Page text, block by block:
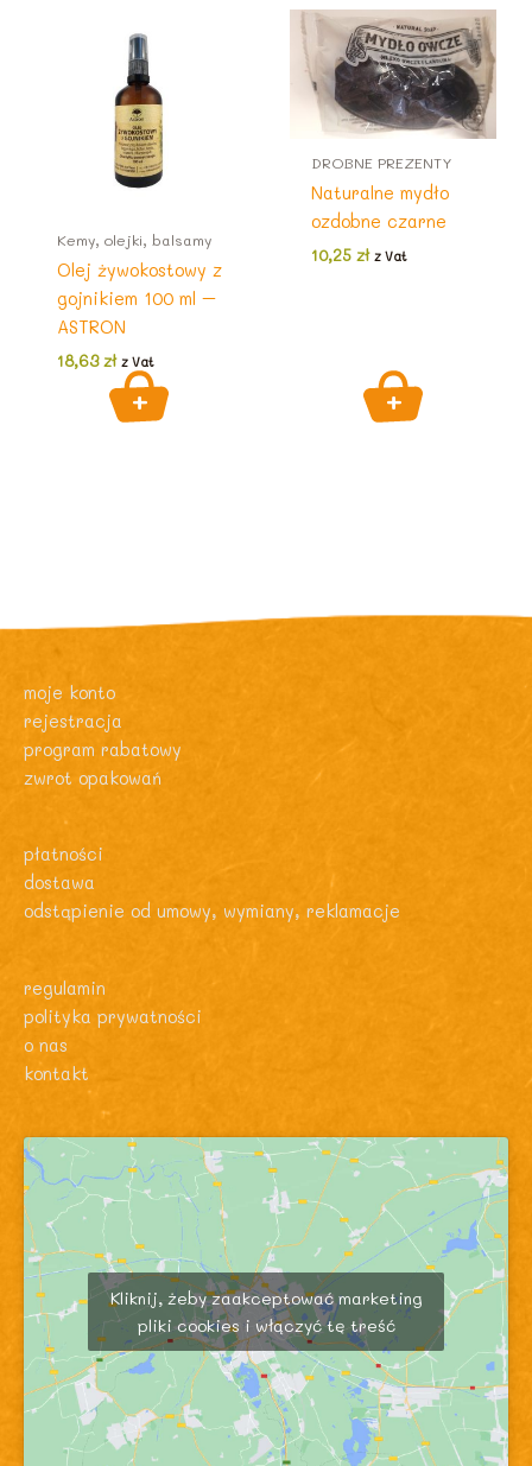
Kemy, olejki, balsamy
Olej żywokostowy z
gojnikiem 100 ml –
ASTRON
18,63zł z Vat
DROBNE PREZENTY
Naturalne mydło
ozdobne czarne
10,25 zł z Vat
moje konto
rejestracja
program rabatowy
zwrot opakowań
płatności
dostawa
odstąpienie od umowy, wymiany, reklamacje
regulamin
polityka prywatności
o nas
kontakt
Kliknij, żeby zaakceptować marketing
pliki cookies i włączyć tę treść